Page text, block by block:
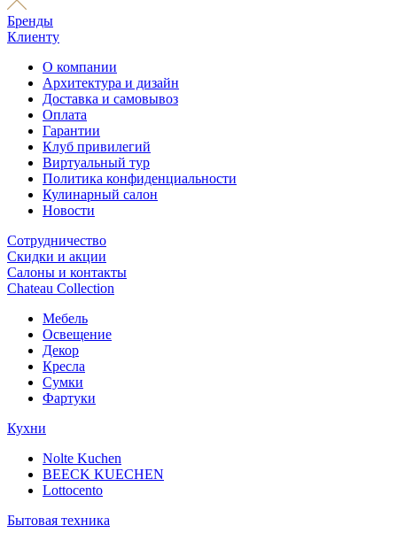
Бренды
Клиенту
О компании
Архитектура и дизайн
Доставка и самовывоз
Оплата
Гарантии
Клуб привилегий
Виртуальный тур
Политика конфиденциальности
Кулинарный салон
Новости
Сотрудничество
Скидки и акции
Салоны и контакты
Chateau Collection
Мебель
Освещение
Декор
Кресла
Сумки
Фартуки
Кухни
Nolte Kuchen
BEECK KUECHEN
Lottocento
Бытовая техника